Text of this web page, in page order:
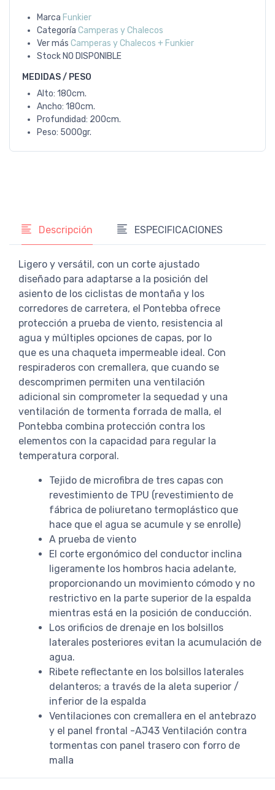
Marca Funkier
Categoría Camperas y Chalecos
Ver más Camperas y Chalecos + Funkier
Stock NO DISPONIBLE
MEDIDAS / PESO
Alto: 180cm.
Ancho: 180cm.
Profundidad: 200cm.
Peso: 5000gr.
Descripción ESPECIFICACIONES
Ligero y versátil, con un corte ajustado
diseñado para adaptarse a la posición del
asiento de los ciclistas de montaña y los
corredores de carretera, el Pontebba ofrece
protección a prueba de viento, resistencia al
agua y múltiples opciones de capas, por lo
que es una chaqueta impermeable ideal. Con
respiraderos con cremallera, que cuando se
descomprimen permiten una ventilación
adicional sin comprometer la sequedad y una
ventilación de tormenta forrada de malla, el
Pontebba combina protección contra los
elementos con la capacidad para regular la
temperatura corporal.
Tejido de microfibra de tres capas con
revestimiento de TPU (revestimiento de
fábrica de poliuretano termoplástico que
hace que el agua se acumule y se enrolle)
A prueba de viento
El corte ergonómico del conductor inclina
ligeramente los hombros hacia adelante,
proporcionando un movimiento cómodo y no
restrictivo en la parte superior de la espalda
mientras está en la posición de conducción.
Los orificios de drenaje en los bolsillos
laterales posteriores evitan la acumulación de
agua.
Ribete reflectante en los bolsillos laterales
delanteros; a través de la aleta superior /
inferior de la espalda
Ventilaciones con cremallera en el antebrazo
y el panel frontal -AJ43 Ventilación contra
tormentas con panel trasero con forro de
malla